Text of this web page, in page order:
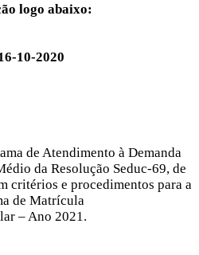
logo abaixo:
10-2020
de Atendimento à Demanda
da Resolução Seduc-69, de
critérios e procedimentos para a
de Matrícula
– Ano 2021.